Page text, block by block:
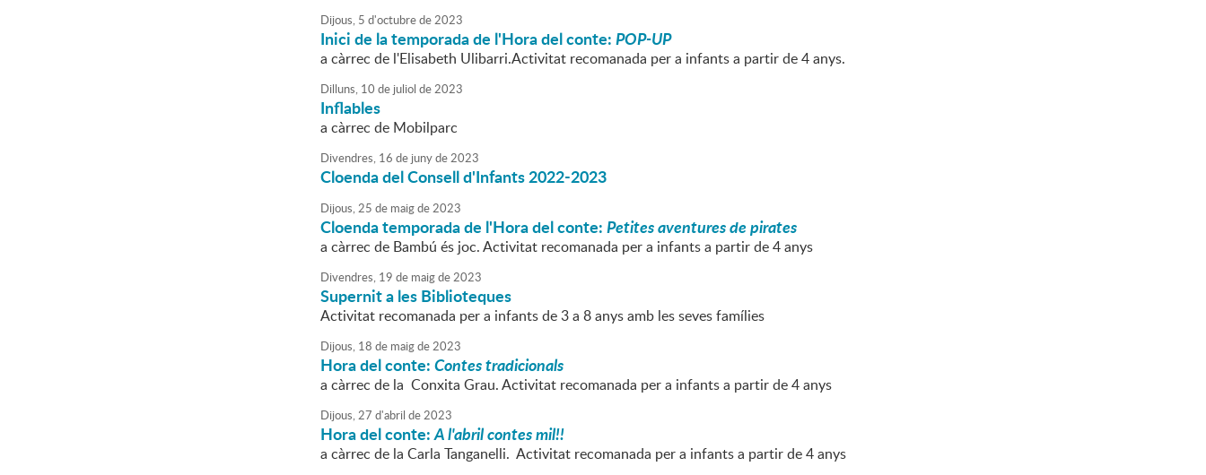
Dijous, 5 d'octubrede2023
Inici de la temporada de l'Hora del conte:POP-UP
a càrrec de l'Elisabeth Ulibarri.Activitat recomanada per a infants a partir de 4 anys.
Dilluns, 10 de juliol de2023
Inflables
a càrrec de Mobilparc
Divendres, 16 de junyde2023
Cloenda del Consell d'Infants 2022-2023
Dijous,25 de maigde2023
Cloenda temporada de l'Hora del conte:Petites aventures de pirates
a càrrec de Bambú és joc. Activitat recomanada per a infants a partir de 4 anys
Divendres, 19 de maigde2023
Supernit a les Biblioteques
Activitat recomanada per a infants de 3 a 8 anys amb les seves famílies
Dijous, 18 de maigde2023
Hora del conte:Contes tradicionals
a càrrec de la Conxita Grau. Activitat recomanada per a infants a partir de 4 anys
Dijous,27 d'abril de2023
Hora del conte:A l'abril contes mil!!
a càrrec de la Carla Tanganelli. Activitat recomanada per a infants a partir de 4 anys